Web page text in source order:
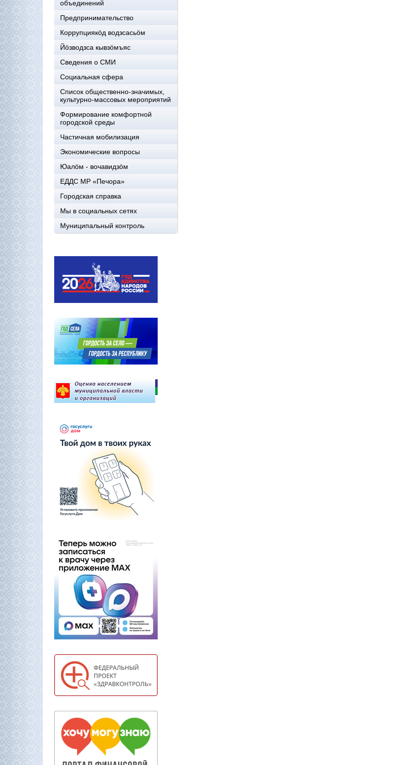
объединений
Предпринимательство
Коррупциякöд водзсасьöм
Йöзводзса кывзöмъяс
Сведения о СМИ
Социальная сфера
Список общественно-значимых,
культурно-массовых мероприятий
Формирование комфортной
городской среды
Частичная мобилизация
Экономические вопросы
Юалӧм - вочавидзӧм
ЕДДС МР «Печора»
Городская справка
Мы в социальных сетях
Муниципальный контроль